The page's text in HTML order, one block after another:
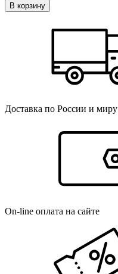
В корзину
Доставка по России и миру
On-line оплата на сайте